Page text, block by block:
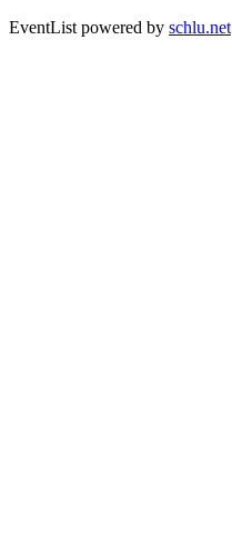
EventList powered by schlu.net